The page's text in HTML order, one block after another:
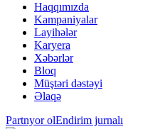
Haqqımızda
Kampaniyalar
Layihələr
Karyera
Xəbərlər
Bloq
Müştəri dəstəyi
Əlaqə
Partnyor olEndirim jurnalı